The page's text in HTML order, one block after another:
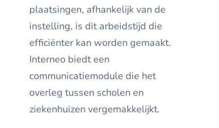
plaatsingen, afhankelijk van de
instelling, is dit arbeidstijd die
efficiënter kan worden gemaakt.
Interneo biedt een
communicatiemodule die het
overleg tussen scholen en
ziekenhuizen vergemakkelijkt.